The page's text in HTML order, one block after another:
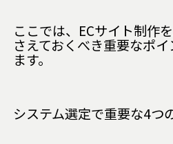
ここでは、ECサイト制作
さえておくべき重要なポ
ます。
システム選定で重要な4つ